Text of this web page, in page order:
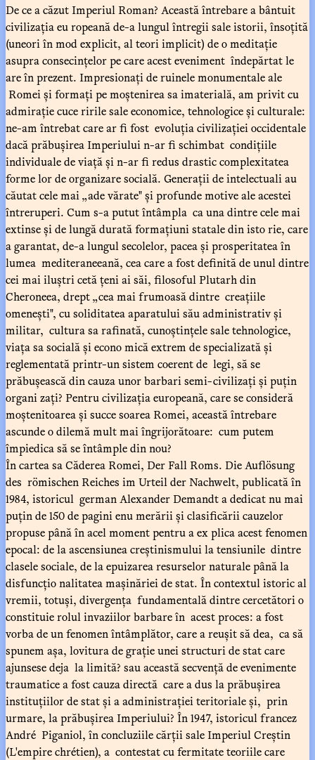
De ce a căzut Imperiul Roman? Această întrebare a bântuit
civilizația eu ropeană de-a lungul întregii sale istorii, însoțită
(uneori în mod explicit, al teori implicit) de o meditație
asupra consecințelor pe care acest eveniment îndepărtat le
are în prezent. Impresionați de ruinele monumentale ale
Romei și formați pe moștenirea sa imaterială, am privit cu
admirație cuce ririle sale economice, tehnologice și culturale:
ne-am întrebat care ar fi fost evoluția civilizației occidentale
dacă prăbușirea Imperiului n-ar fi schimbat condițiile
individuale de viață și n-ar fi redus drastic complexitatea
forme lor de organizare socială. Generații de intelectuali au
căutat cele mai „ade vărate" și profunde motive ale acestei
întreruperi. Cum s-a putut întâmpla ca una dintre cele mai
extinse și de lungă durată formațiuni statale din isto rie, care
a garantat, de-a lungul secolelor, pacea și prosperitatea în
lumea mediteraneeană, cea care a fost definită de unul dintre
cei mai iluștri cetă țeni ai săi, filosoful Plutarh din
Cheroneea, drept „cea mai frumoasă dintre creațiile
omenești", cu soliditatea aparatului său administrativ și
militar, cultura sa rafinată, cunoștințele sale tehnologice,
viața sa socială și econo mică extrem de specializată și
reglementată printr-un sistem coerent de legi, să se
prăbușească din cauza unor barbari semi-civilizați și puțin
organi zați? Pentru civilizația europeană, care se consideră
moștenitoarea și succe soarea Romei, această întrebare
ascunde o dilemă mult mai îngrijorătoare: cum putem
împiedica să se întâmple din nou?
În cartea sa Căderea Romei, Der Fall Roms. Die Auflösung
des römischen Reiches im Urteil der Nachwelt, publicată în
1984, istoricul german Alexander Demandt a dedicat nu mai
puțin de 150 de pagini enu merării și clasificării cauzelor
propuse până în acel moment pentru a ex plica acest fenomen
epocal: de la ascensiunea creștinismului la tensiunile dintre
clasele sociale, de la epuizarea resurselor naturale până la
disfuncțio nalitatea mașinăriei de stat. În contextul istoric al
vremii, totuși, divergența fundamentală dintre cercetători o
constituie rolul invaziilor barbare în acest proces: a fost
vorba de un fenomen întâmplător, care a reușit să dea, ca să
spunem așa, lovitura de grație unei structuri de stat care
ajunsese deja la limită? sau această secvență de evenimente
traumatice a fost cauza directă care a dus la prăbușirea
instituțiilor de stat și a administrației teritoriale și, prin
urmare, la prăbușirea Imperiului? În 1947, istoricul francez
André Piganiol, în concluziile cărții sale Imperiul Creștin
(L'empire chrétien), a contestat cu fermitate teoriile care